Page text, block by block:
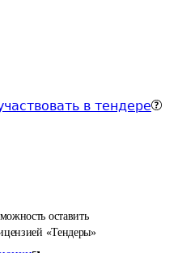
в тендере
оставить
«Тендеры»